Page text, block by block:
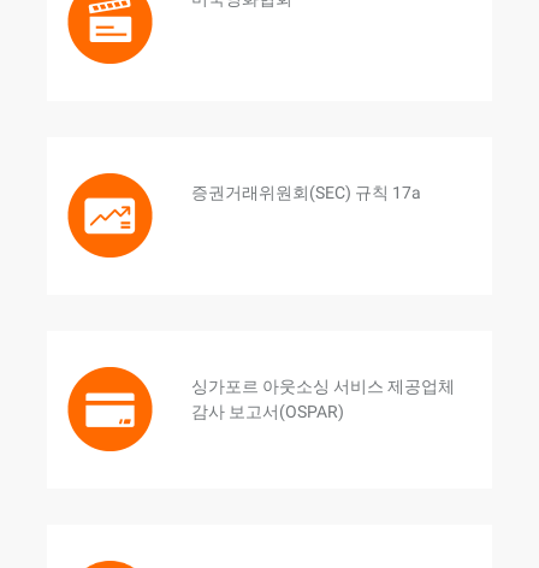
증권거래위원회(SEC) 규칙 17a
싱가포르 아웃소싱 서비스 제공업체
감사 보고서(OSPAR)